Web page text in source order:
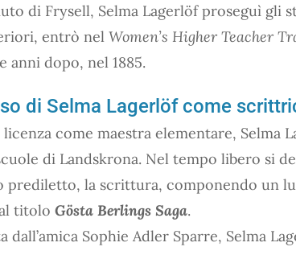
di Frysell, Selma Lagerlöf proseguì gli
entrò nel Women’s Higher Teacher
anni dopo, nel 1885.
di Selma Lagerlöf come
come maestra elementare, Selma
di Landskrona. Nel tempo libero si
prediletto, la scrittura, componendo un
titolo Gösta Berlings Saga.
dall’amica Sophie Adler Sparre, Selma